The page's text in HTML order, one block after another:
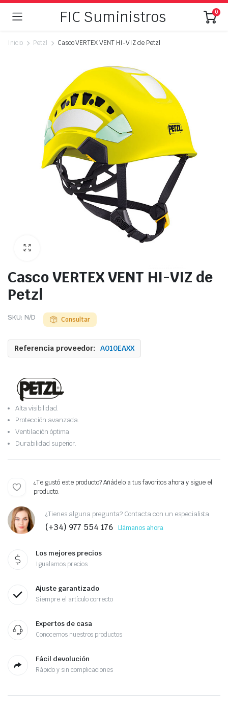
FIC Suministros 0
Inicio Petzl Casco VERTEX VENT HI-VIZ de Petzl
Casco VERTEX VENT HI-VIZ de
Petzl
SKU: N/D Consultar
Referencia proveedor: A010EAXX
Alta visibilidad.
Protección avanzada.
Ventilación óptima.
Durabilidad superior.
¿Te gustó este producto? Añádelo a tus favoritos ahora y sigue el
producto.
¿Tienes alguna pregunta? Contacta con un especialista
(+34) 977 554 176 Llámanos ahora
Los mejores precios
Igualamos precios
Ajuste garantizado
Siempre el artículo correcto
Expertos de casa
Conocemos nuestros productos
Fácil devolución
Rápido y sin complicaciones